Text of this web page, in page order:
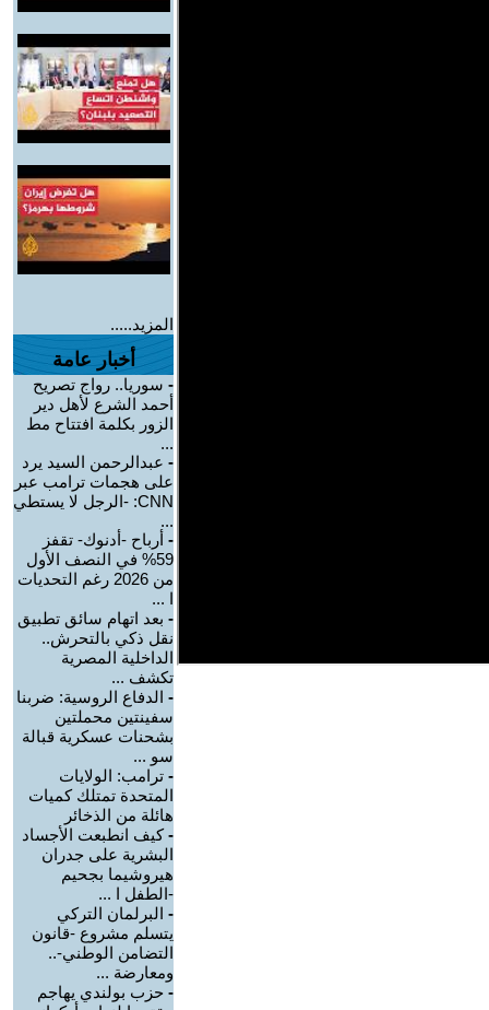
المزيد.....
أخبار عامة
- سوريا.. رواج تصريح
أحمد الشرع لأهل دير
الزور بكلمة افتتاح مط
...
- عبدالرحمن السيد يرد
على هجمات ترامب عبر
CNN: -الرجل لا يستطي
...
- أرباح -أدنوك- تقفز
59% في النصف الأول
من 2026 رغم التحديات
ا ...
- بعد اتهام سائق تطبيق
نقل ذكي بالتحرش..
الداخلية المصرية
تكشف ...
- الدفاع الروسية: ضربنا
سفينتين محملتين
بشحنات عسكرية قبالة
سو ...
- ترامب: الولايات
المتحدة تمتلك كميات
هائلة من الذخائر
-كيف انطبعت الأجساد
البشرية على جدران
هيروشيما بجحيم
-الطفل ا ...
- البرلمان التركي
يتسلم مشروع -قانون
التضامن الوطني-..
ومعارضة ...
- حزب بولندي يهاجم